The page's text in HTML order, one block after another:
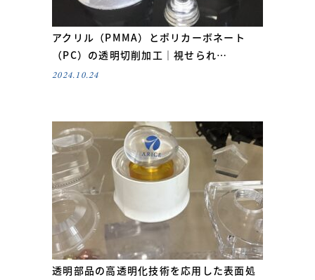
アクリル（PMMA）とポリカーボネート
（PC）の透明切削加工｜視せられ…
2024.10.24
透明部品の高透明化技術を応用した表面処